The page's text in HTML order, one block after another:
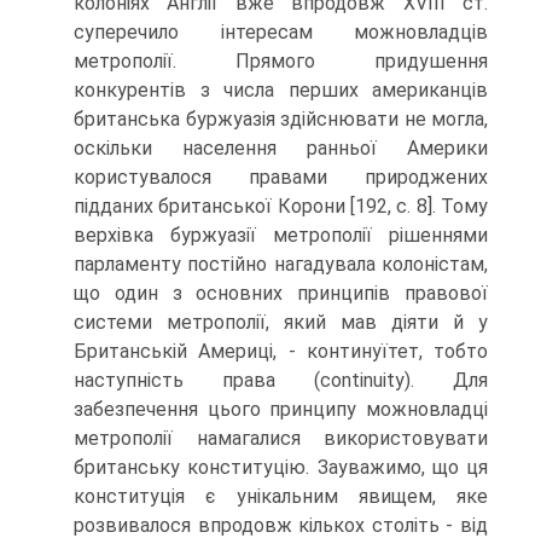
суперечило інтересам можновладців
метрополії. Прямого придушення
конкурентів з числа перших американців
британська буржуазія здійснювати не могла,
оскільки населення ранньої Америки
користувалося правами природжених
підданих британської Корони [192, с. 8]. Тому
верхівка буржуазії метрополії рішеннями
парламенту постійно нагадувала колоністам,
що один з основних принципів правової
системи метрополії, який мав діяти й у
Британській Америці, - континуїтет, тобто
наступність права (continuity). Для
забезпечення цього принципу можновладці
метрополії намагалися використовувати
британську конституцію. Зауважимо, що ця
конституція є унікальним явищем, яке
розвивалося впродовж кількох століть - від